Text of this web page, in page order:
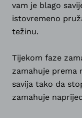
vam je blago
istovremeno
težinu.
Tijekom faze
zamahuje prema
savija tako da
zamahuje